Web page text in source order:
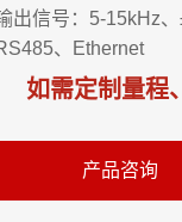
出信号：5-15kHz
、Ethernet
如需定制量程
产品咨询